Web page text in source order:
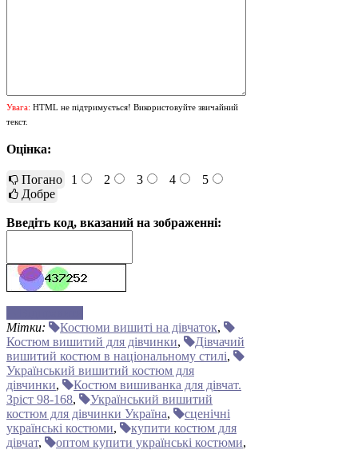
Увага: HTML не підтримується! Використовуйте звичайний
текст.
Оцінка:
Погано 1 2 3 4
5
Добре
Введіть код, вказаний на зображенні:
Мітки:
Костюми вишиті на дівчаток,
Костюм вишитий для дівчинки,
Дівчачий
вишитий костюм в національному стилі,
Український вишитий костюм для
дівчинки,
Костюм вишиванка для дівчат.
Зріст 98-168,
Український вишитий
костюм для дівчинки Україна,
сценічні
українські костюми,
купити костюм для
дівчат, оптом купити українські костюми,